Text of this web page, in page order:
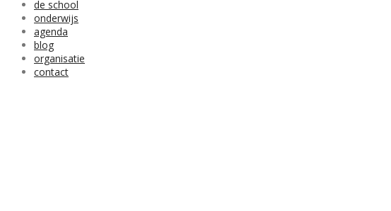
de school
onderwijs
agenda
blog
organisatie
contact